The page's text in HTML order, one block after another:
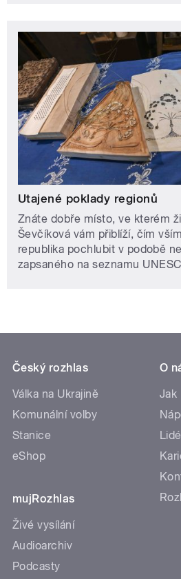
Utajené poklady regionů
Znáte dobře místo, ve kterém
Ševčíková vám přiblíží, čím
republika pochlubit v podobě
zapsaného na seznamu
Český rozhlas
Válka na Ukrajině
Komunální volby
Stanice
eShop
mujRozhlas
Živé vysílání
Audioarchiv
Podcasty
O
Jak